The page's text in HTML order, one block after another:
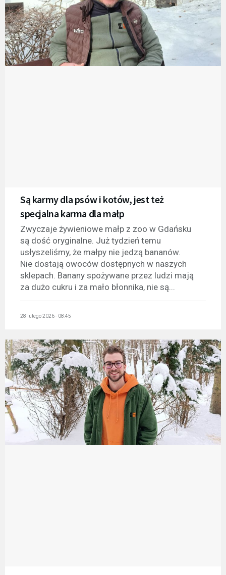
Są karmy dla psów i kotów, jest też
specjalna karma dla małp
Zwyczaje żywieniowe małp z zoo w Gdańsku
są dość oryginalne. Już tydzień temu
usłyszeliśmy, że małpy nie jedzą bananów.
Nie dostają owoców dostępnych w naszych
sklepach. Banany spożywane przez ludzi mają
za dużo cukru i za mało błonnika, nie są...
28 lutego 2026 - 08:45